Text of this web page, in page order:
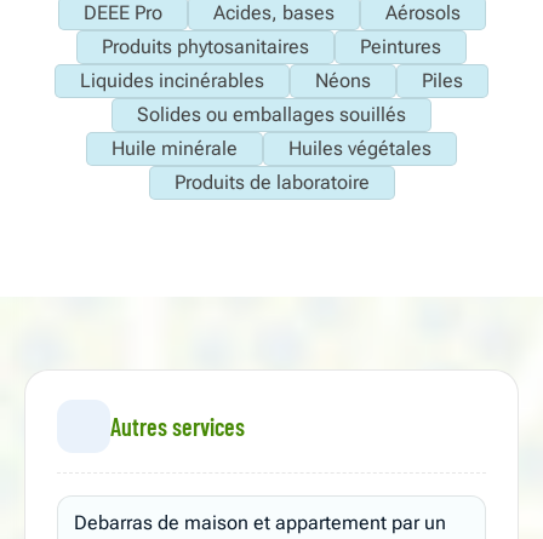
DEEE Pro
Acides, bases
Aérosols
Produits phytosanitaires
Peintures
Liquides incinérables
Néons
Piles
Solides ou emballages souillés
Huile minérale
Huiles végétales
Produits de laboratoire
Autres services
Debarras de maison et appartement par un